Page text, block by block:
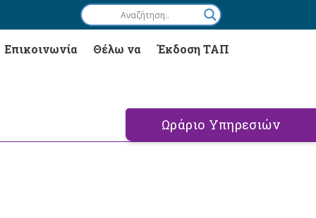
Επικοινωνία Θέλω να Έκδοση ΤΑΠ
Ωράριο Υπηρεσιών